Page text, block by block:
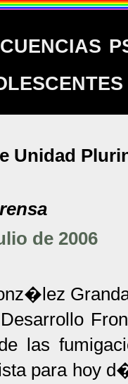
Unidad
de 2006
las
para hoy